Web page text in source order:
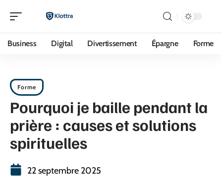
Business Digital Divertissement Épargne Forme
Forme
Pourquoi je baille pendant la
prière : causes et solutions
spirituelles
22 septembre 2025